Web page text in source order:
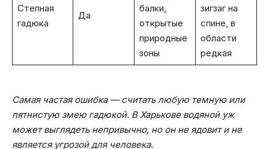
Степная
гадюка
Да
балки,
открытые
природные
зоны
зигзаг на
спине, в
области
редкая
Самая частая ошибка — считать любую темную или
пятнистую змею гадюкой. В Харькове водяной уж
может выглядеть непривычно, но он не ядовит и не
является угрозой для человека.